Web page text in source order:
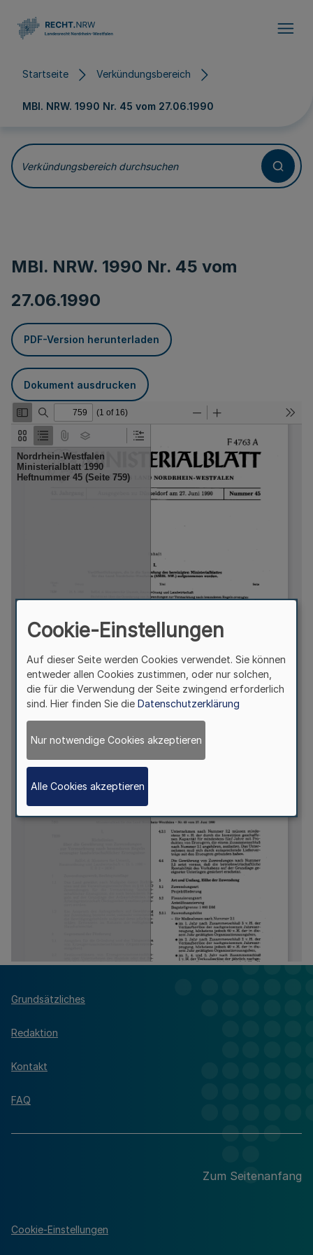
Startseite Verkündungsbereich
MBl. NRW. 1990 Nr. 45 vom 27.06.1990
Verkündungsbereich durchsuchen
MBl. NRW. 1990 Nr. 45 vom
27.06.1990
PDF-Version herunterladen
Dokument ausdrucken
Grundsätzliches
Redaktion
Kontakt
FAQ
Zum Seitenanfang
Cookie-Einstellungen
Cookie-Einstellungen
Auf dieser Seite werden Cookies verwendet. Sie können
entweder allen Cookies zustimmen, oder nur solchen,
die für die Verwendung der Seite zwingend erforderlich
sind. Hier finden Sie die Datenschutzerklärung
Nur notwendige Cookies akzeptieren
Alle Cookies akzeptieren